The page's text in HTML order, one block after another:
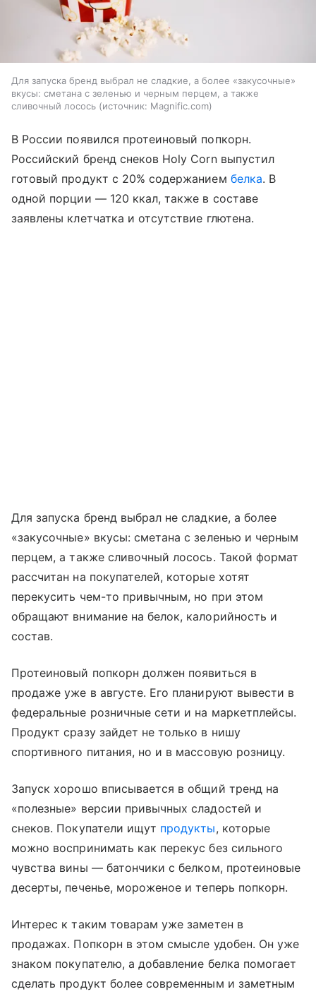
Для запуска бренд выбрал не сладкие, а более «закусочные»
вкусы: сметана с зеленью и черным перцем, а также
сливочный лосось
источник: Magnific.com
В России появился протеиновый попкорн.
Российский бренд снеков Holy Corn выпустил
готовый продукт с 20% содержанием белка. В
одной порции — 120 ккал, также в составе
заявлены клетчатка и отсутствие глютена.
Для запуска бренд выбрал не сладкие, а более
«закусочные» вкусы: сметана с зеленью и черным
перцем, а также сливочный лосось. Такой формат
рассчитан на покупателей, которые хотят
перекусить чем-то привычным, но при этом
обращают внимание на белок, калорийность и
состав.
Протеиновый попкорн должен появиться в
продаже уже в августе. Его планируют вывести в
федеральные розничные сети и на маркетплейсы.
Продукт сразу зайдет не только в нишу
спортивного питания, но и в массовую розницу.
Запуск хорошо вписывается в общий тренд на
«полезные» версии привычных сладостей и
снеков. Покупатели ищут продукты, которые
можно воспринимать как перекус без сильного
чувства вины — батончики с белком, протеиновые
десерты, печенье, мороженое и теперь попкорн.
Интерес к таким товарам уже заметен в
продажах. Попкорн в этом смысле удобен. Он уже
знаком покупателю, а добавление белка помогает
сделать продукт более современным и заметным